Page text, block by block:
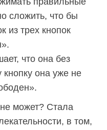
сложить, что бы
из трех кнопок
что она без
она уже не
может? Стала
в том,